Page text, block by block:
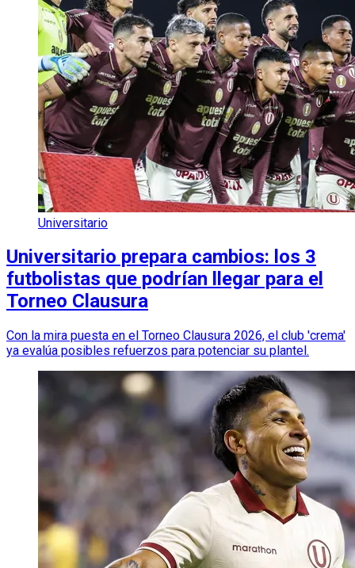
Universitario
Universitario prepara cambios: los 3
futbolistas que podrían llegar para el
Torneo Clausura
Con la mira puesta en el Torneo Clausura 2026, el club 'crema'
ya evalúa posibles refuerzos para potenciar su plantel.